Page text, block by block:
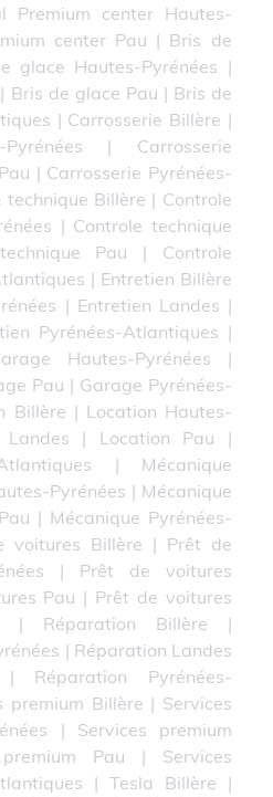
Premium center Hautes-
center Pau | Bris de
glace Hautes-Pyrénées |
| Bris de glace Pau | Bris de
| Carrosserie Billère |
| Carrosserie
| Carrosserie Pyrénées-
technique Billère | Controle
| Controle technique
Pau | Controle
| Entretien Billère
| Entretien Landes |
Pyrénées-Atlantiques |
Hautes-Pyrénées |
Pau | Garage Pyrénées-
Billère | Location Hautes-
| Location Pau |
| Mécanique
Pyrénées | Mécanique
| Mécanique Pyrénées-
voitures Billère | Prêt de
| Prêt de voitures
Pau | Prêt de voitures
| Réparation Billère |
| Réparation Landes
| Réparation Pyrénées-
premium Billère | Services
| Services premium
Pau | Services
| Tesla Billère |